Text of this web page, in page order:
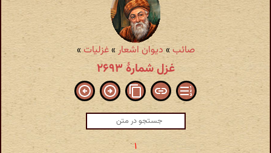
صائب »دیوان اشعار»غزلیات»
غزل شمارهٔ ۲۶۹۳